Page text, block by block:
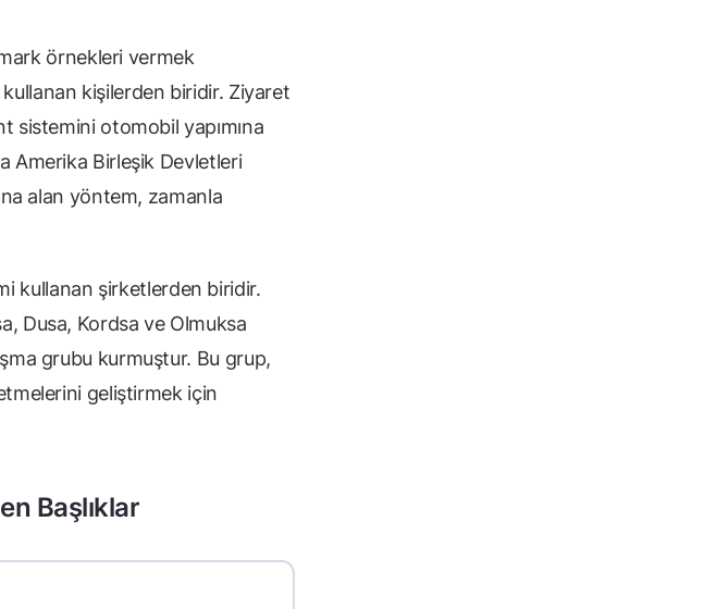
örnekleri vermek
kişilerden biridir. Ziyaret
otomobil yapımına
Amerika Birleşik Devletleri
alan yöntem, zamanla
kullanan şirketlerden biridir.
Dusa, Kordsa ve Olmuksa
grubu kurmuştur. Bu grup,
geliştirmek için
Başlıklar